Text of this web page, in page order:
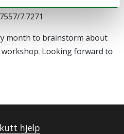
7.7271
month to brainstorm about
Looking forward to
hjelp